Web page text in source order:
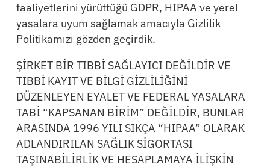
faaliyetlerini yürüttüğü GDPR, HIPAA ve yerel
yasalara uyum sağlamak amacıyla Gizlilik
Politikamızı gözden geçirdik.
ŞİRKET BİR TIBBİ SAĞLAYICI DEĞİLDİR VE
TIBBİ KAYIT VE BİLGİ GİZLİLİĞİNİ
DÜZENLEYEN EYALET VE FEDERAL YASALARA
TABİ “KAPSANAN BİRİM” DEĞİLDİR, BUNLAR
ARASINDA 1996 YILI SIKÇA “HIPAA” OLARAK
ADLANDIRILAN SAĞLIK SİGORTASI
TAŞINABİLİRLİK VE HESAPLAMAYA İLİŞKİN